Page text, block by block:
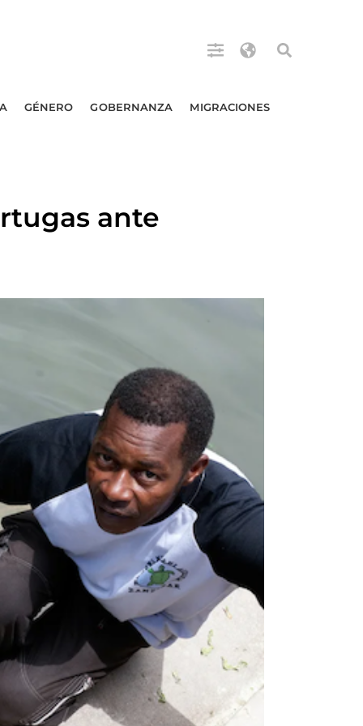
GÉNERO GOBERNANZA MIGRACIONES
ante